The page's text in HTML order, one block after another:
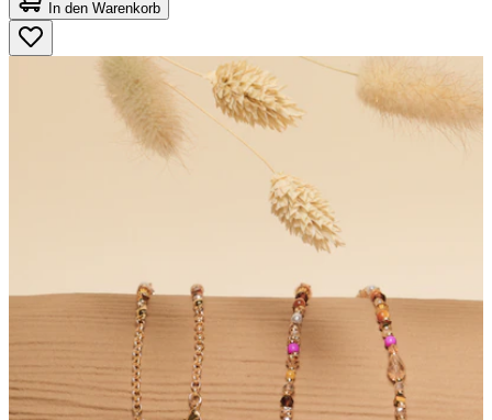
5
Sternen.
2
Bewertungen
In den Warenkorb